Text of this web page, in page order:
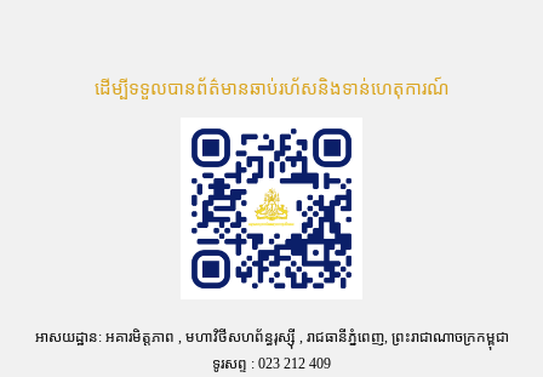
ដើម្បីទទួលបានព័ត៌មានឆាប់រហ័សនិងទាន់ហេតុការណ៍
អាសយដ្ឋាន: អគារមិត្តភាព , មហាវិថីសហព័ន្ធរុស្ស៊ី , រាជធានីភ្នំពេញ, ព្រះរាជាណាចក្រកម្ពុជា
ទូរសព្ទ : 023 212 409